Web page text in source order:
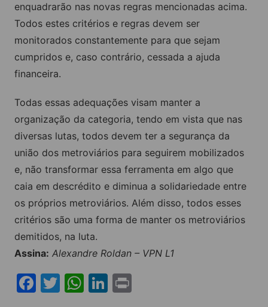
enquadrarão nas novas regras mencionadas acima.
Todos estes critérios e regras devem ser
monitorados constantemente para que sejam
cumpridos e, caso contrário, cessada a ajuda
financeira.
Todas essas adequações visam manter a
organização da categoria, tendo em vista que nas
diversas lutas, todos devem ter a segurança da
união dos metroviários para seguirem mobilizados
e, não transformar essa ferramenta em algo que
caia em descrédito e diminua a solidariedade entre
os próprios metroviários. Além disso, todos esses
critérios são uma forma de manter os metroviários
demitidos, na luta.
Assina: Alexandre Roldan – VPN L1
F T W Li